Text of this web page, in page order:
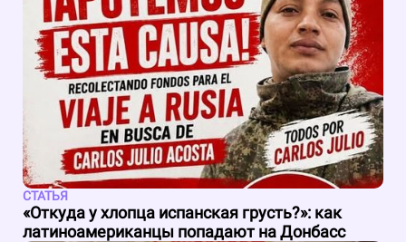
СТАТЬЯ
«Откуда у хлопца испанская грусть?»: как
латиноамериканцы попадают на Донбасс